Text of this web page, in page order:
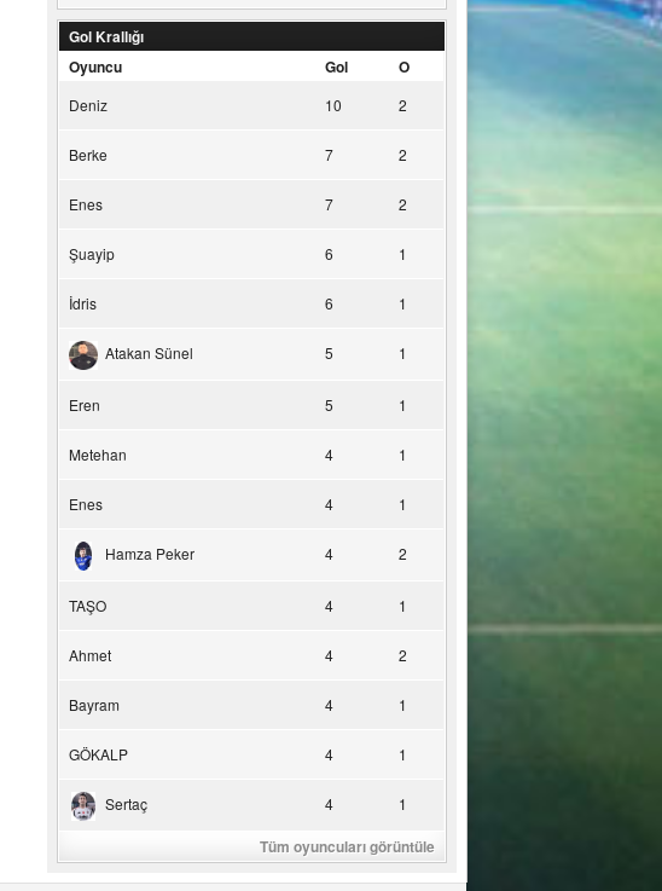
Gol Krallığı
Oyuncu
Gol O
Deniz 10 2
Berke 7 2
Enes 7 2
Şuayip 6 1
İdris 6 1
Atakan Sünel 5 1
Eren 5 1
Metehan 4 1
Enes 4 1
Hamza Peker 4 2
TAŞO 4 1
Ahmet 4 2
Bayram 4 1
GÖKALP 4 1
Sertaç 4 1
Tüm oyuncuları görüntüle